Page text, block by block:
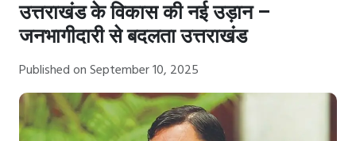
उत्तराखंड के विकास की नई उड़ान –
जनभागीदारी से बदलता उत्तराखंड
Published on September 10, 2025